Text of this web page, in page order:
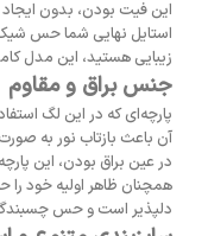
این فیت بودن، بدون ایجاد
استایل نهایی شما حس
زیبایی هستید، این مدل
جنس براق و مقاوم
پارچه‌ای که در این لگ
آن باعث بازتاب نور به
در عین براق بودن، این
همچنان ظاهر اولیه خود
دلپذیر است و حس